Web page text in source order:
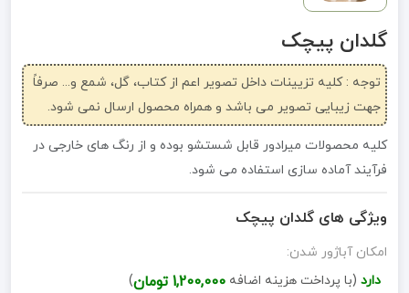
گلدان پیچک
توجه : کلیه تزیینات داخل تصویر اعم از کتاب، گل، شمع و... صرفاً
جهت زیبایی تصویر می باشد و همراه محصول ارسال نمی شود.
کلیه محصولات میرادور قابل شستشو بوده و از رنگ های خارجی در
فرآیند آماده سازی استفاده می شود.
ویژگی های گلدان پیچک
امکان آباژور شدن:
دارد (با پرداخت هزینه اضافه 1,200,000 تومان
)